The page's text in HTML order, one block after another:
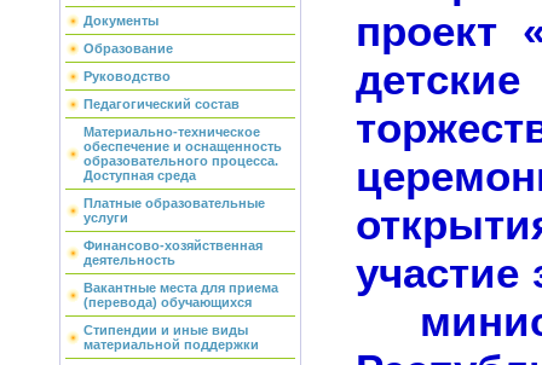
Документы
Образование
Руководство
Педагогический состав
Материально-техническое
обеспечение и оснащенность
образовательного процесса.
Доступная среда
Платные образовательные
услуги
Финансово-хозяйственная
деятельность
Вакантные места для приема
(перевода) обучающихся
Стипендии и иные виды
материальной поддержки
проект
участие